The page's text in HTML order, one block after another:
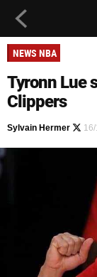
NEWS NBA
Tyronn Lue
Clippers
Sylvain Hermer